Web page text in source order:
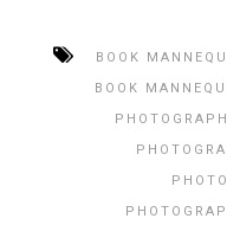
BOOK
BOOK